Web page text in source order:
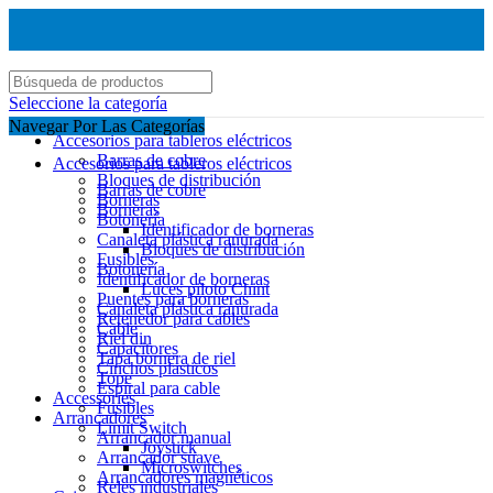
Seleccione la categoría
Accesorios para tableros eléctricos
Barras de cobre
Bloques de distribución
Borneras
Botonería
Canaleta plástica ranurada
Fusibles
Identificador de borneras
Puentes para borneras
Retenedor para cables
Riel din
Tapa bornera de riel
Tope
Accessories
Arrancadores
Arrancador manual
Arrancador suave
Arrancadores magnéticos
Navegar Por Las Categorías
Accesorios para tableros eléctricos
Barras de cobre
Borneras
Identificador de borneras
Bloques de distribución
Botonería
Luces piloto Chint
Canaleta plástica ranurada
Cable
Capacitores
Cinchos plasticos
Espiral para cable
Fusibles
Limit Switch
Joystick
Microswitches
Reles industriales